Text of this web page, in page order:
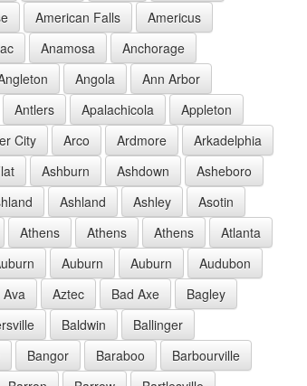
American Falls
Americus
Anamosa
Anchorage
Angola
Ann Arbor
Antlers Apalachicola
Appleton
City Arco Ardmore
Arkadelphia
Ashburn Ashdown
Asheboro
Ashland Ashley
Asotin
Athens Athens Athens
Atlanta
Auburn Auburn
Audubon
Ava Aztec Bad Axe
Bagley
Baldwin
Ballinger
Bangor Baraboo
Barbourville